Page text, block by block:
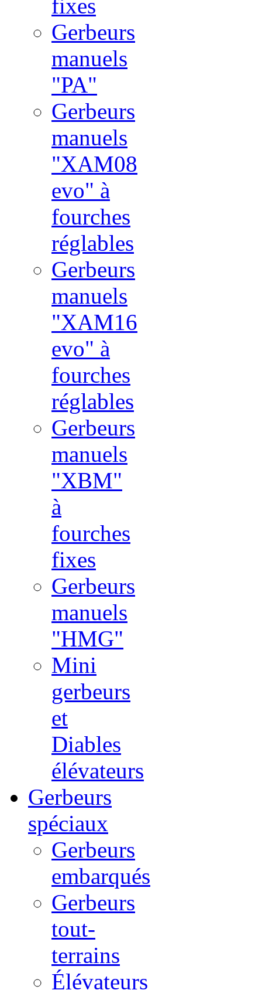
fixes
Gerbeurs
manuels
"PA"
Gerbeurs
manuels
"XAM08
evo" à
fourches
réglables
Gerbeurs
manuels
"XAM16
evo" à
fourches
réglables
Gerbeurs
manuels
"XBM"
à
fourches
fixes
Gerbeurs
manuels
"HMG"
Mini
gerbeurs
et
Diables
élévateurs
Gerbeurs
spéciaux
Gerbeurs
embarqués
Gerbeurs
tout-
terrains
Élévateurs